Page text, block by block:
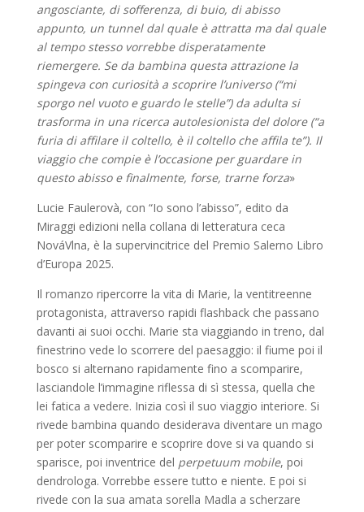
angosciante, di sofferenza, di buio, di abisso
appunto, un tunnel dal quale è attratta ma dal quale
al tempo stesso vorrebbe disperatamente
riemergere. Se da bambina questa attrazione la
spingeva con curiosità a scoprire l’universo (“mi
sporgo nel vuoto e guardo le stelle”) da adulta si
trasforma in una ricerca autolesionista del dolore (“a
furia di affilare il coltello, è il coltello che affila te”). Il
viaggio che compie è l’occasione per guardare in
questo abisso e finalmente, forse, trarne forza»
Lucie Faulerovà, con “Io sono l’abisso”, edito da
Miraggi edizioni nella collana di letteratura ceca
NováVlna, è la supervincitrice del Premio Salerno Libro
d’Europa 2025.
Il romanzo ripercorre la vita di Marie, la ventitreenne
protagonista, attraverso rapidi flashback che passano
davanti ai suoi occhi. Marie sta viaggiando in treno, dal
finestrino vede lo scorrere del paesaggio: il fiume poi il
bosco si alternano rapidamente fino a scomparire,
lasciandole l’immagine riflessa di sì stessa, quella che
lei fatica a vedere. Inizia così il suo viaggio interiore. Si
rivede bambina quando desiderava diventare un mago
per poter scomparire e scoprire dove si va quando si
sparisce, poi inventrice del perpetuum mobile, poi
dendrologa. Vorrebbe essere tutto e niente. E poi si
rivede con la sua amata sorella Madla a scherzare